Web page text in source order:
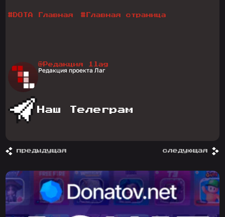
# DOTA Главная # Главная страница
@Редакция 1lag
Редакция проекта Лаг
Наш Телеграм
предыдущая следующая